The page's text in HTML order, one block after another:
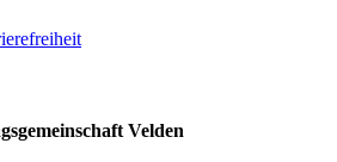
Velden